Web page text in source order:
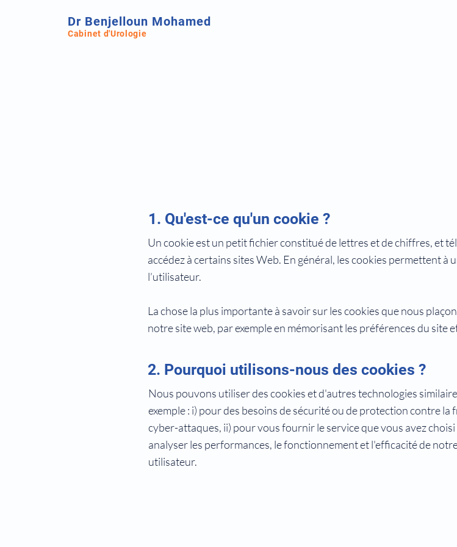
Dr Benjelloun Mohamed
Cabinet d'Urologie
1. Qu'est-ce qu'un cookie ?
Un cookie est un petit fichier constitué de lettres et de chiffres, et
accédez à certains sites Web. En général, les cookies permettent
l’utilisateur.
La chose la plus importante à savoir sur les cookies que nous
notre site web, par exemple en mémorisant les préférences du site
2. Pourquoi utilisons-nous des cookies ?
Nous pouvons utiliser des cookies et d'autres technologies
exemple : i) pour des besoins de sécurité ou de protection contre
cyber-attaques, ii) pour vous fournir le service que vous avez
analyser les performances, le fonctionnement et l'efficacité de
utilisateur.